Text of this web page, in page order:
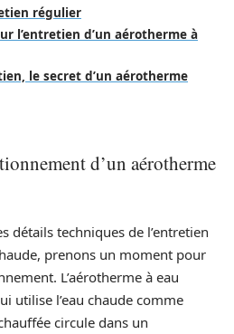
régulier
l’entretien d’un aérotherme à
le secret d’un aérotherme
d’un aérotherme
détails techniques de l’entretien
prenons un moment pour
L’aérotherme à eau
utilise l’eau chaude comme
circule dans un